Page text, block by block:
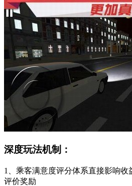
深度玩法机制：
1、乘客满意度评分体系直接影响收
评价奖励